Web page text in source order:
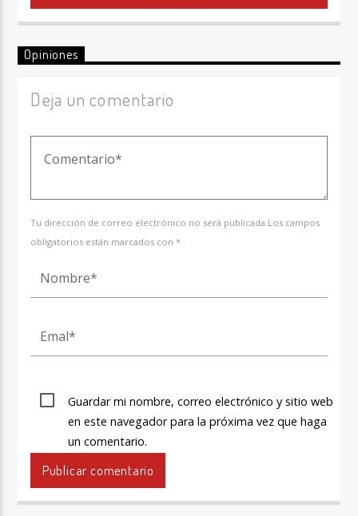
Opiniones
Deja un comentario
Tu dirección de correo electrónico no será publicada.Los campos
obligatorios están marcados con *
Guardar mi nombre, correo electrónico y sitio web
en este navegador para la próxima vez que haga
un comentario.